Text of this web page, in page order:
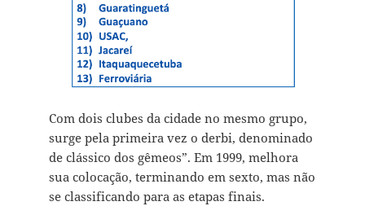
Com dois clubes da cidade no mesmo grupo,
surge pela primeira vez o derbi, denominado
de clássico dos gêmeos”. Em 1999, melhora
sua colocação, terminando em sexto, mas não
se classificando para as etapas finais.